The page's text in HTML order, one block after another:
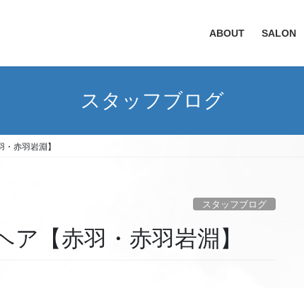
ABOUT SALON
スタッフブログ
赤羽岩淵】
スタッフブログ
【赤羽・赤羽岩淵】